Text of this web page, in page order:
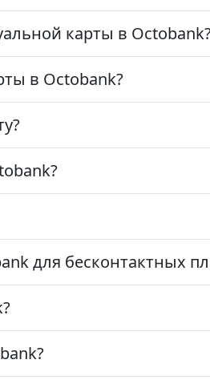
карты в
в Octobank?
для бесконтактных